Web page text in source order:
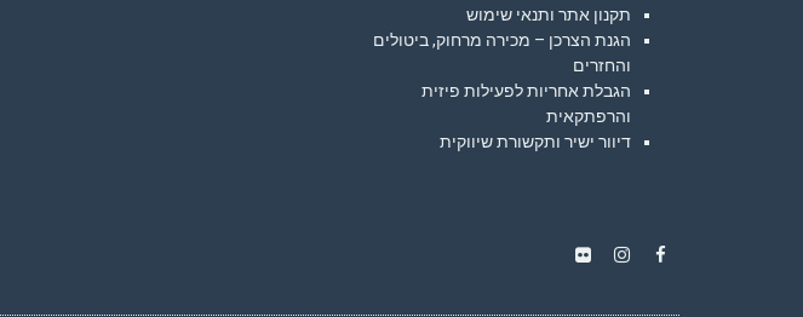
תקנון אתר ותנאי שימוש
הגנת הצרכן – מכירה מרחוק, ביטולים
והחזרים
הגבלת אחריות לפעילות פיזית
והרפתקאית
דיוור ישיר ותקשורת שיווקית